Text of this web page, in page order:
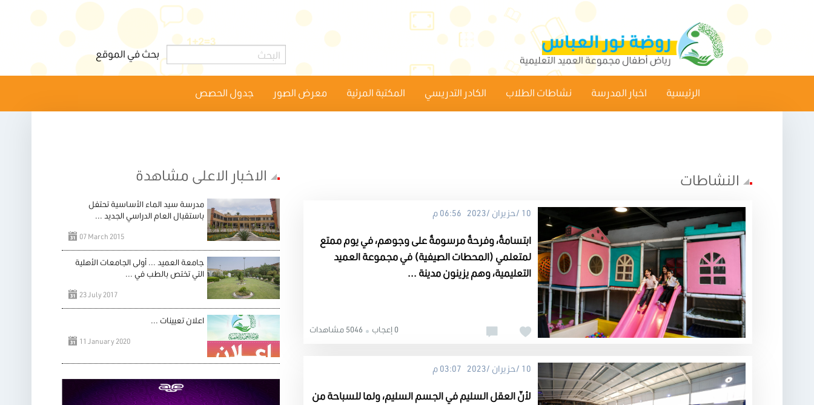
الرئيسية اخبار المدرسة نشاطات الطلاب الكادر التدريسي المكتبة المرئية معرض الصور جدول الحصص
النشاطات
10 /حزيران /2023 06:56 م
ابتسامةٌ، وفرحةٌ مرسومةٌ على وجوهم، في يوم ممتع
لمتعلمي (المحطات الصيفية) في مجموعة العميد
التعليمية، وهم يزينون مدينة ...
5046 مشاهدات 0 إعجاب
10 /حزيران /2023 03:07 م
لأنّ العقل السليم في الجسم السليم، ولما للسباحة من
الاخبار الاعلى مشاهدة
مدرسة سيد الماء الأساسية تحتفل
باستقبال العام الدراسي الجديد ...
07 March 2015
جامعة العميد ... أولى الجامعات الأهلية
التي تختص بالطب في ...
23 July 2017
اعلان تعيينات ...
11 January 2020